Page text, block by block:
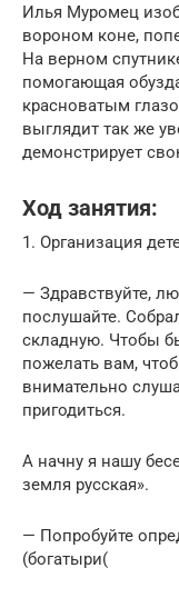
Илья Муромец
вороном коне,
На верном
помогающая
красноватым
выглядит так же
демонстрирует
Ход занятия:
1. Организация
— Здравствуйте,
послушайте.
складную. Чтобы
пожелать вам,
внимательно
пригодиться.
А начну я нашу
земля русская».
— Попробуйте
(богатыри(